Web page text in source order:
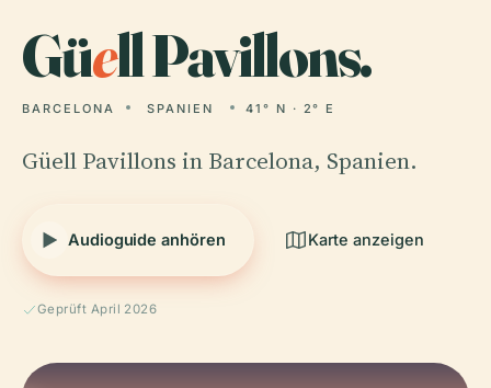
Güell Pavillons.
BARCELONA SPANIEN 41° N · 2° E
Güell Pavillons in Barcelona, Spanien.
Audioguide anhören Karte anzeigen
Geprüft April 2026